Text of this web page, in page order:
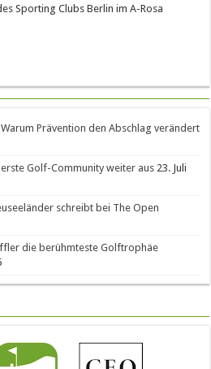
Sporting Clubs Berlin im A-Rosa
Prävention den Abschlag verändert
Golf-Community weiter aus 23. Juli
schreibt bei The Open
die berühmteste Golftrophäe